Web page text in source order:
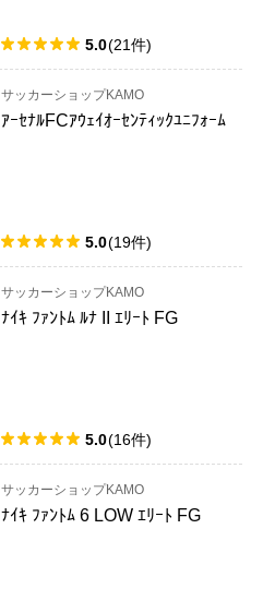
5.0(21件)
サッカーショップKAMO
ｱｰｾﾅﾙFCｱｳｪｲｵｰｾﾝﾃｨｯｸﾕﾆﾌｫｰﾑ
5.0(19件)
サッカーショップKAMO
ﾅｲｷ ﾌｧﾝﾄﾑ ﾙﾅ II ｴﾘｰﾄ FG
5.0(16件)
サッカーショップKAMO
ﾅｲｷ ﾌｧﾝﾄﾑ 6 LOW ｴﾘｰﾄ FG